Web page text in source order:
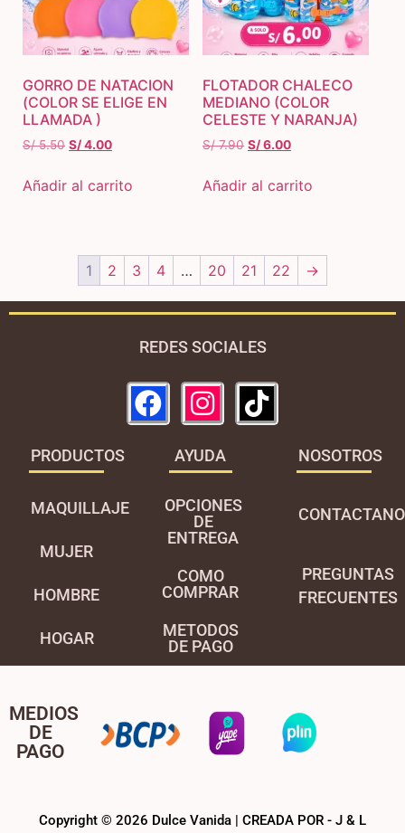
GORRO DE NATACION
(COLOR SE ELIGE EN
LLAMADA )
S/5.50 S/4.00
Añadir al carrito
FLOTADOR CHALECO
MEDIANO (COLOR
CELESTE Y NARANJA)
S/7.90 S/6.00
Añadir al carrito
1 2 3 4 … 20 21 22 →
REDES SOCIALES
PRODUCTOS
MAQUILLAJE
MUJER
HOMBRE
HOGAR
AYUDA
OPCIONES
DE
ENTREGA
COMO
COMPRAR
METODOS
DE PAGO
NOSOTROS
PREGUNTAS
FRECUENTES
MEDIOS
DE
PAGO
Copyright © 2026 Dulce Vanida | CREADA POR - J & L